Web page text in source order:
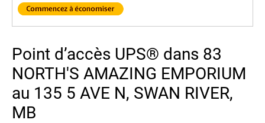
Point d’accès UPS® dans 83
NORTH'S AMAZING EMPORIUM
au 135 5 AVE N, SWAN RIVER,
MB